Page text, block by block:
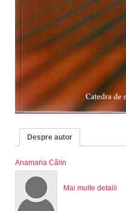
Despre autor
Anamaria Călin
Mai multe detalii